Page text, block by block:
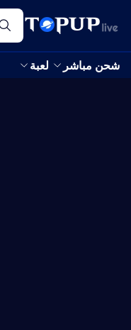
شحن مباشر لعبة